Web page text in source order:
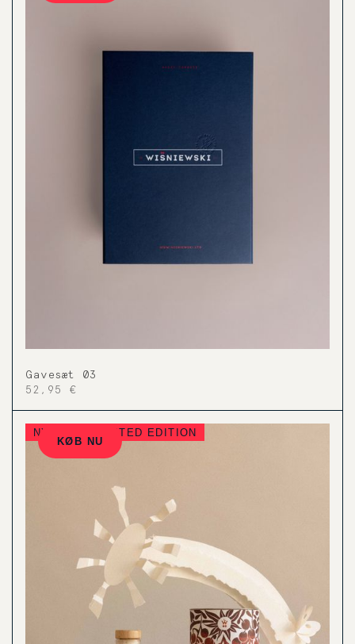
Gavesæt 03
52,95 €
NYHED — LIMITED EDITION
KØB NU